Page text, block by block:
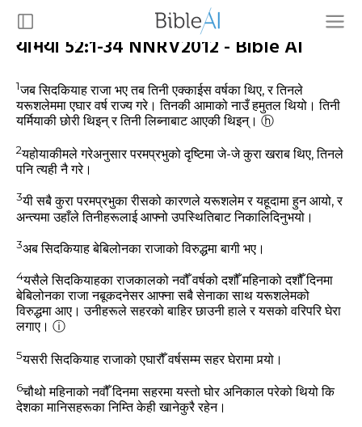
यर्मिया 52:1-34 NNRV2012 - Bible AI
1जब सिदकियाह राजा भए तब तिनी एक्‍काईस वर्षका थिए, र तिनले
यरूशलेममा एघार वर्ष राज्‍य गरे। तिनकी आमाको नाउँ हमुतल थियो। तिनी
यर्मियाकी छोरी थिइन्‌ र तिनी लिब्‍नाबाट आएकी थिइन्‌। ⓗ
2यहोयाकीमले गरेअनुसार परमप्रभुको दृष्‍टिमा जे-जे कुरा खराब थिए, तिनले
पनि त्‍यही नै गरे।
3यी सबै कुरा परमप्रभुका रीसको कारणले यरूशलेम र यहूदामा हुन आयो, र
अन्‍त्‍यमा उहाँले तिनीहरूलाई आफ्‍नो उपस्‍थितिबाट निकालिदिनुभयो।
3अब सिदकियाह बेबिलोनका राजाको विरुद्धमा बागी भए।
4यसैले सिदकियाहका राजकालको नवौँ वर्षको दशौँ महिनाको दशौँ दिनमा
बेबिलोनका राजा नबूकदनेसर आफ्‍ना सबै सेनाका साथ यरूशलेमको
विरुद्धमा आए। उनीहरूले सहरको बाहिर छाउनी हाले र यसको वरिपरि घेरा
लगाए। ⓘ
5यसरी सिदकियाह राजाको एघारौँ वर्षसम्‍म सहर घेरामा पर्‍यो।
6चौथो महिनाको नवौँ दिनमा सहरमा यस्‍तो घोर अनिकाल परेको थियो कि
देशका मानिसहरूका निम्‍ति केही खानेकुरै रहेन।